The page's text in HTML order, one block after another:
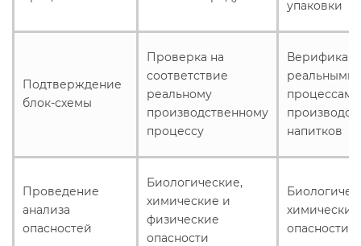
упаковки
Подтверждение
блок-схемы
Проверка на
соответствие
реальному
производственному
процессу
реальными
процессами
напитков
Проведение
анализа
опасностей
Биологические,
химические и
физические
опасности
химические
опасности